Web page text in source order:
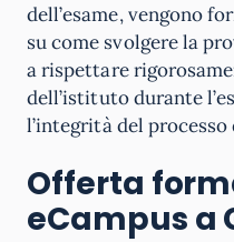
dell’esame, vengono
su come svolgere la
a rispettare
dell’istituto durante
l’integrità del
Offerta
eCampus a